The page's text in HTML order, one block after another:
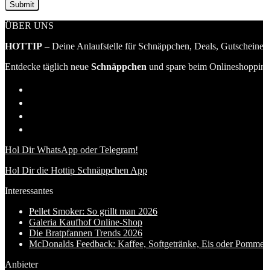
ÜBER UNS
HOTTIP – Deine Anlaufstelle für Schnäppchen, Deals,
Entdecke täglich neue Schnäppchen und spare beim
Hol Dir WhatsApp oder Telegram!
Hol Dir die Hottip Schnäppchen App
Interessantes
Pellet Smoker: So grillt man 2026
Galeria Kaufhof Online-Shop
Die Bratpfannen Trends 2026
McDonalds Feedback: Kaffee, Softgetränke, Eis oder
Anbieter